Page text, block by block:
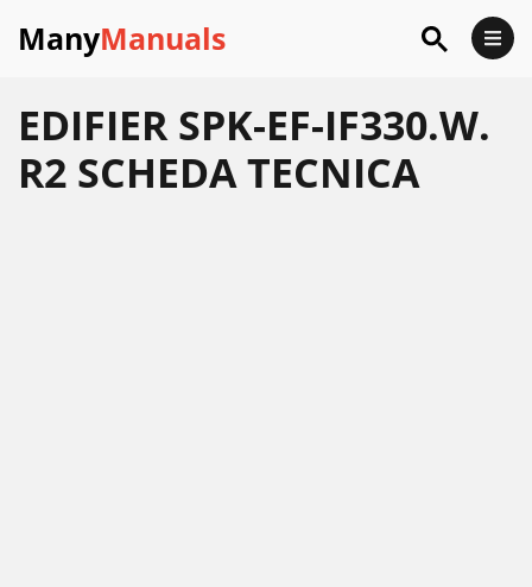
ManyManuals
EDIFIER SPK-EF-IF330.W.
R2 SCHEDA TECNICA